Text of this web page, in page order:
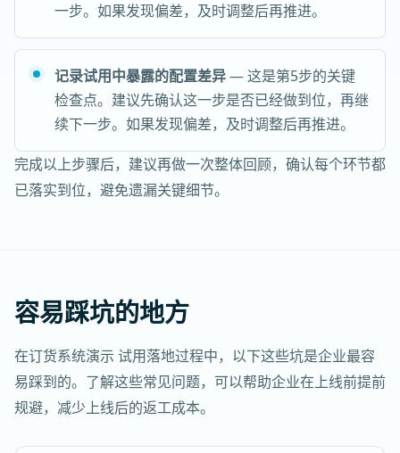
一步。如果发现偏差，及时调整后再推进。
记录试用中暴露的配置差异— 这是第5步的关键
检查点。建议先确认这一步是否已经做到位，再继
续下一步。如果发现偏差，及时调整后再推进。
完成以上步骤后，建议再做一次整体回顾，确认每个环节都
已落实到位，避免遗漏关键细节。
容易踩坑的地方
在订货系统演示 试用落地过程中，以下这些坑是企业最容
易踩到的。了解这些常见问题，可以帮助企业在上线前提前
规避，减少上线后的返工成本。